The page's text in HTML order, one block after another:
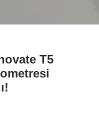
Spektrometresi Kurulumu
T5